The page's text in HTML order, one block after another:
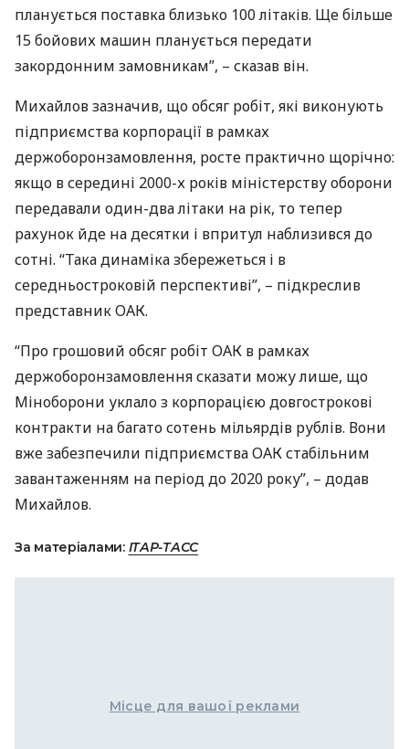
планується поставка близько 100 літаків. Ще більше
15 бойових машин планується передати
закордонним замовникам”, – сказав він.
Михайлов зазначив, що обсяг робіт, які виконують
підприємства корпорації в рамках
держоборонзамовлення, росте практично щорічно:
якщо в середині 2000-х років міністерству оборони
передавали один-два літаки на рік, то тепер
рахунок йде на десятки і впритул наблизився до
сотні. “Така динаміка збережеться і в
середньостроковій перспективі”, – підкреслив
представникОАК.
“Про грошовий обсяг робіт ОАК в рамках
держоборонзамовлення сказати можу лише, що
Міноборони уклало з корпорацією довгострокові
контракти на багато сотень мільярдів рублів. Вони
вже забезпечили підприємстваОАКстабільним
завантаженням на період до 2020 року”, – додав
Михайлов.
За матеріалами: ІТАР-ТАСС
Місце для вашої реклами